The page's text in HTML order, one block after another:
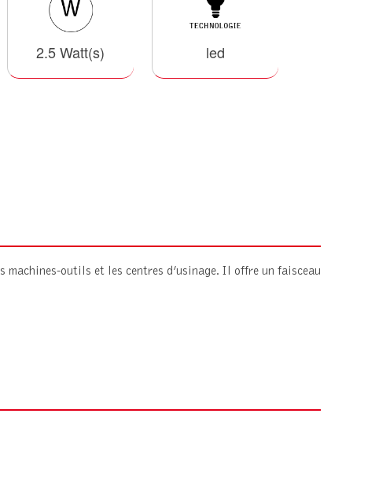
2.5 Watt(s) led
outils et les centres d’usinage. Il offre un faisceau